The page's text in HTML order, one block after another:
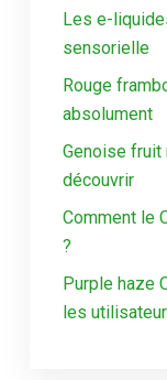
Les e-
sensorielle
Rouge
absolument
Genoise fruit
découvrir
Comment le
?
Purple haze
les